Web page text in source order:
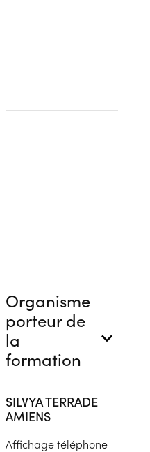
Organisme
porteur de
la
formation
SILVYA TERRADE
AMIENS
Affichage téléphone